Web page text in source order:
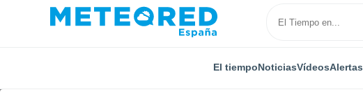
El tiempoNoticiasVídeosAlertas